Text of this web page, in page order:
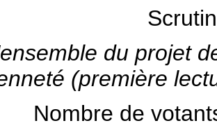
du projet
(première
Nombre de